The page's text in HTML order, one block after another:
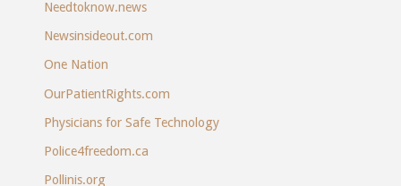
Needtoknow.news
Newsinsideout.com
One Nation
OurPatientRights.com
Physicians for Safe Technology
Police4freedom.ca
Pollinis.org